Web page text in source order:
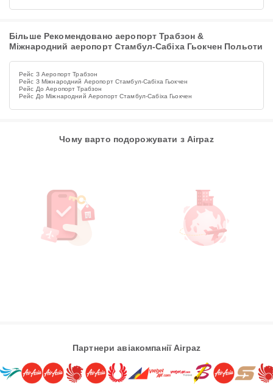
Більше Рекомендовано аеропорт Трабзон &
Міжнародний аеропорт Стамбул-Сабіха Гьокчен Польоти
Рейс З Аеропорт Трабзон
Рейс З Міжнародний Аеропорт Стамбул-Сабіха Гьокчен
Рейс До Аеропорт Трабзон
Рейс До Міжнародний Аеропорт Стамбул-Сабіха Гьокчен
Чому варто подорожувати з Airpaz
Партнери авіакомпанії Airpaz